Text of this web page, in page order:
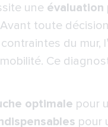
une évaluation
toute
du
Ce
optimale pour
pour